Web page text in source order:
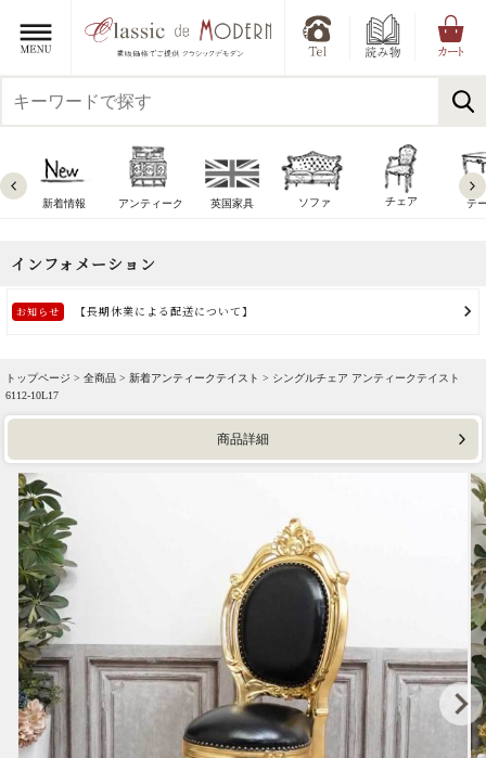
新着情報 アンティーク 英国家具 ソファ チェア テ
トップページ > 全商品 > 新着アンティークテイスト > シングルチェア アンティークテイスト
6112-10L17
商品詳細